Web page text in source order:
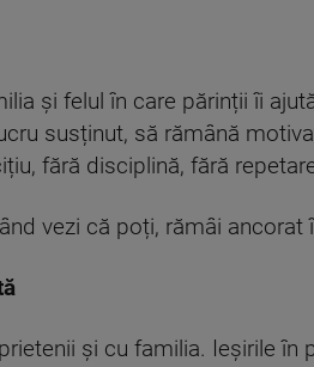
și felul în care părinții îi
susținut, să rămână
fără disciplină, fără
vezi că poți, rămâi
și cu familia. Ieșirile